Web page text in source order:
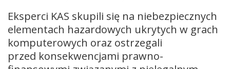
Eksperci KAS skupili się na niebezpiecznych
elementach hazardowych ukrytych w grach
komputerowych oraz ostrzegali
przed konsekwencjami prawno-